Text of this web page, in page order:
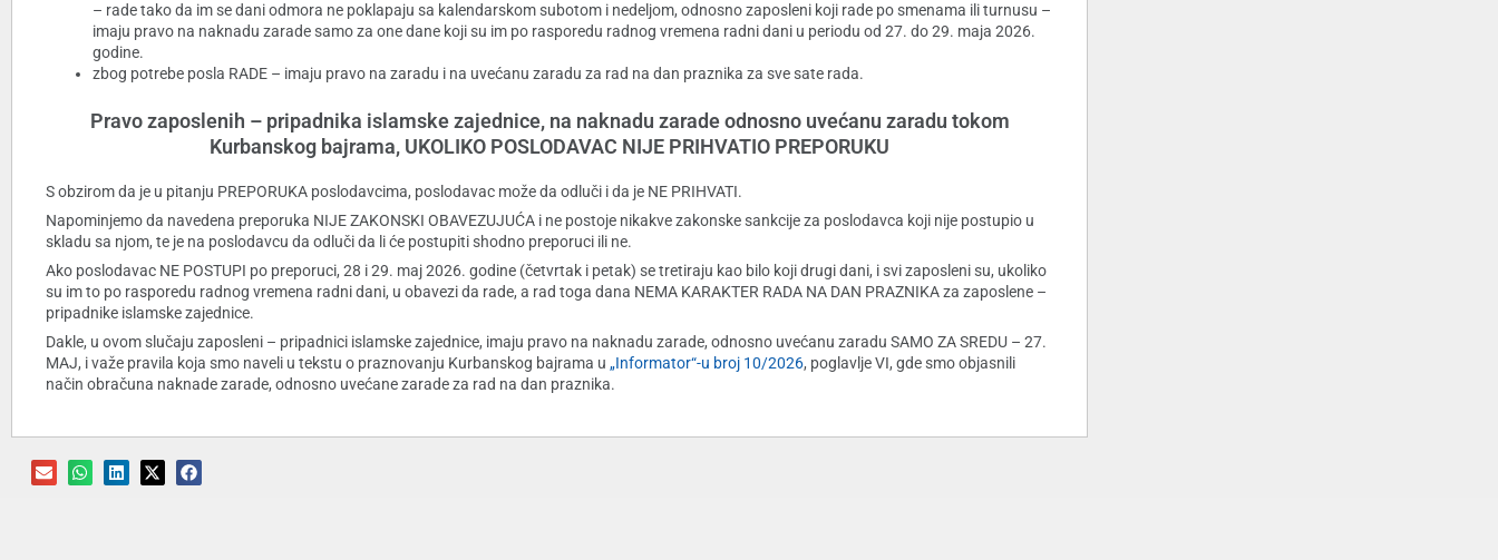
– rade tako da im se dani odmora ne poklapaju sa kalendarskom subotom i nedeljom, odnosno zaposleni koji rade po smenama ili turnusu –
imaju pravo na naknadu zarade samo za one dane koji su im po rasporedu radnog vremena radni dani u periodu od 27. do 29. maja 2026.
godine.
zbog potrebe posla RADE – imaju pravo na zaradu i na uvećanu zaradu za rad na dan praznika za sve sate rada.
Pravo zaposlenih – pripadnika islamske zajednice, na naknadu zarade odnosno uvećanu zaradu tokom
Kurbanskog bajrama, UKOLIKO POSLODAVAC NIJE PRIHVATIO PREPORUKU
S obzirom da je u pitanju PREPORUKA poslodavcima, poslodavac može da odluči i da je NE PRIHVATI.
Napominjemo da navedena preporuka NIJE ZAKONSKI OBAVEZUJUĆA i ne postoje nikakve zakonske sankcije za poslodavca koji nije postupio u
skladu sa njom, te je na poslodavcu da odluči da li će postupiti shodno preporuci ili ne.
Ako poslodavac NE POSTUPI po preporuci, 28 i 29. maj 2026. godine (četvrtak i petak) se tretiraju kao bilo koji drugi dani, i svi zaposleni su, ukoliko
su im to po rasporedu radnog vremena radni dani, u obavezi da rade, a rad toga dana NEMA KARAKTER RADA NA DAN PRAZNIKA za zaposlene –
pripadnike islamske zajednice.
Dakle, u ovom slučaju zaposleni – pripadnici islamske zajednice, imaju pravo na naknadu zarade, odnosno uvećanu zaradu SAMO ZA SREDU – 27.
MAJ, i važe pravila koja smo naveli u tekstu o praznovanju Kurbanskog bajrama u „Informator“-u broj 10/2026, poglavlje VI, gde smo objasnili
način obračuna naknade zarade, odnosno uvećane zarade za rad na dan praznika.